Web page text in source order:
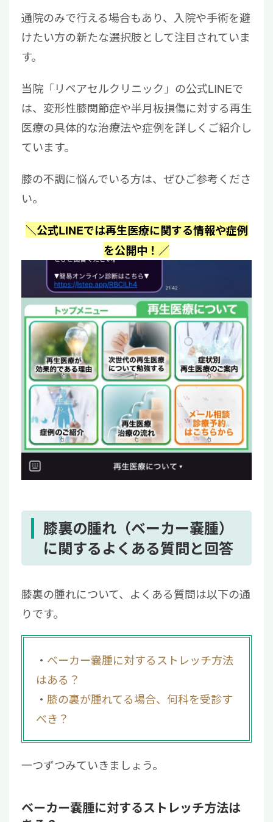
通院のみで行える場合もあり、入院や手術を避
けたい方の新たな選択肢として注目されていま
す。
当院「リペアセルクリニック」の公式LINEで
は、変形性膝関節症や半月板損傷に対する再生
医療の具体的な治療法や症例を詳しくご紹介し
ています。
膝の不調に悩んでいる方は、ぜひご参考くださ
い。
＼公式LINEでは再生医療に関する情報や症例
を公開中！／
膝裏の腫れ（ベーカー嚢腫）
に関するよくある質問と回答
膝裏の腫れについて、よくある質問は以下の通
りです。
ベーカー嚢腫に対するストレッチ方法
はある？
膝の裏が腫れてる場合、何科を受診す
べき？
一つずつみていきましょう。
ベーカー嚢腫に対するストレッチ方法は